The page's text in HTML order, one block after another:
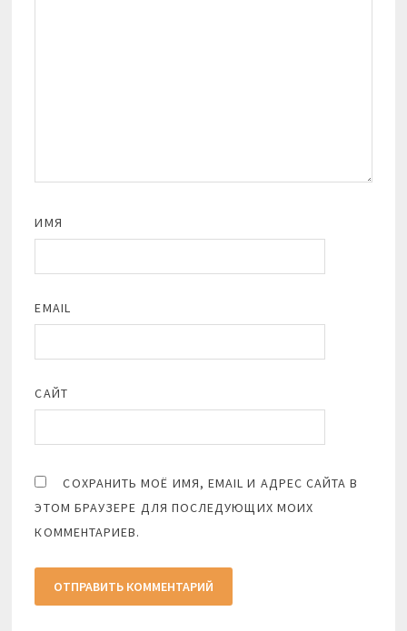
ИМЯ
EMAIL
САЙТ
СОХРАНИТЬ МОЁ ИМЯ, EMAIL И АДРЕС САЙТА В
ЭТОМ БРАУЗЕРЕ ДЛЯ ПОСЛЕДУЮЩИХ МОИХ
КОММЕНТАРИЕВ.